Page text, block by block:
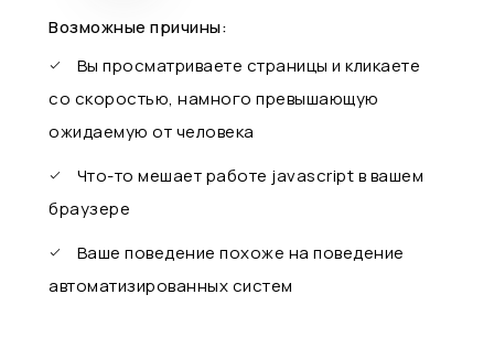
Возможные причины:
Вы просматриваете страницы и кликаете
со скоростью, намного превышающую
ожидаемую от человека
Что-то мешает работе javascript в вашем
браузере
Ваше поведение похоже на поведение
автоматизированных систем